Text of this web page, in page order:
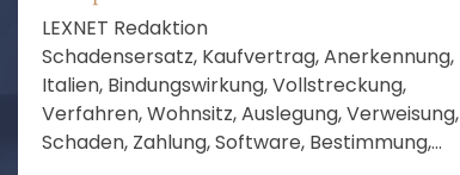
LEXNET Redaktion
Schadensersatz, Kaufvertrag, Anerkennung,
Italien, Bindungswirkung, Vollstreckung,
Verfahren, Wohnsitz, Auslegung, Verweisung,
Schaden, Zahlung, Software, Bestimmung,